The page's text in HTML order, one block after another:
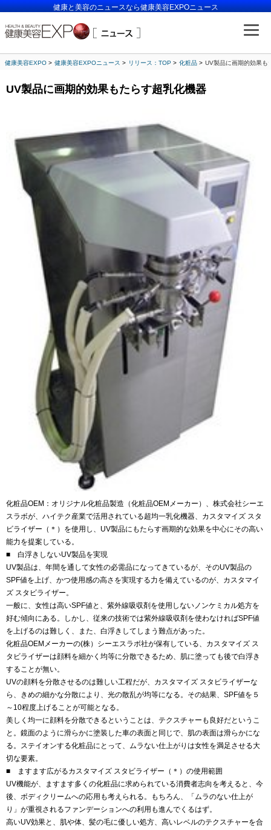
健康と美容のニュースなら健康美容EXPOニュース
健康美容EXPO 健康美容EXPOニュース リリース：TOP 化粧品 UV製品に画期的効果も
UV製品に画期的効果もたらす超乳化機器
化粧品OEM：オリジナル化粧品製造（化粧品OEMメーカー）、株式会社シーエ
スラボが、ハイテク産業で活用されている超均一乳化機器、カスタマイズ スタ
ビライザー（＊）を使用し、UV製品にもたらす画期的な効果を中心にその高い
能力を提案している。
■ 白浮きしないUV製品を実現
UV製品は、年間を通して女性の必需品になってきているが、そのUV製品の
SPF値を上げ、かつ使用感の高さを実現する力を備えているのが、カスタマイ
ズ スタビライザー。
一般に、女性は高いSPF値と、紫外線吸収剤を使用しないノンケミカル処方を
好む傾向にある。しかし、従来の技術では紫外線吸収剤を使わなければSPF値
を上げるのは難しく、また、白浮きしてしまう難点があった。
化粧品OEMメーカーの(株）シーエスラボ社が保有している、カスタマイズ ス
タビライザーは顔料を細かく均等に分散できるため、肌に塗っても後で白浮き
することが無い。
UVの顔料を分散させるのは難しい工程だが、カスタマイズ スタビライザーな
ら、きめの細かな分散により、光の散乱が均等になる。その結果、SPF値を５
～10程度上げることが可能となる。
美しく均一に顔料を分散できるということは、テクスチャーも良好だというこ
と。鏡面のように滑らかに塗装した車の表面と同じで、肌の表面は滑らかにな
る。ステイオンする化粧品にとって、ムラない仕上がりは女性を満足させる大
切な要素。
■ ますます広がるカスタマイズ スタビライザー（＊）の使用範囲
UV機能が、ますます多くの化粧品に求められている消費者志向を考えると、今
後、ボディクリームへの応用も考えられる。もちろん、「ムラのない仕上が
り」が重視されるファンデーションへの利用も進んでくるはず。
高いUV効果と、肌や体、髪の毛に優しい処方、高いレベルのテクスチャーを合